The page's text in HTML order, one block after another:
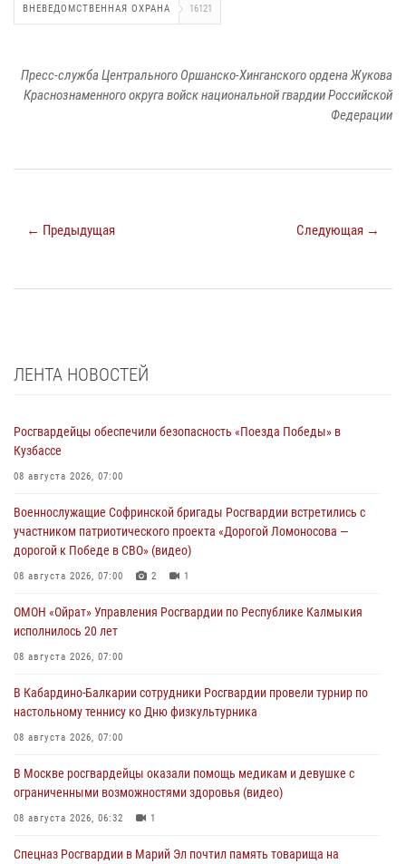
ВНЕВЕДОМСТВЕННАЯ ОХРАНА 16121
Пресс-служба Центрального Оршанско-Хинганского ордена Жукова
Краснознаменного округа войск национальной гвардии Российской
Федерации
← Предыдущая Следующая →
ЛЕНТА НОВОСТЕЙ
Росгвардейцы обеспечили безопасность «Поезда Победы» в
Кузбассе
08 августа 2026, 07:00
Военнослужащие Софринской бригады Росгвардии встретились с
участником патриотического проекта «Дорогой Ломоносова —
дорогой к Победе в СВО» (видео)
08 августа 2026, 07:00 2 1
ОМОН «Ойрат» Управления Росгвардии по Республике Калмыкия
исполнилось 20 лет
08 августа 2026, 07:00
В Кабардино-Балкарии сотрудники Росгвардии провели турнир по
настольному теннису ко Дню физкультурника
08 августа 2026, 07:00
В Москве росгвардейцы оказали помощь медикам и девушке с
ограниченными возможностями здоровья (видео)
08 августа 2026, 06:32 1
Спецназ Росгвардии в Марий Эл почтил память товарища на